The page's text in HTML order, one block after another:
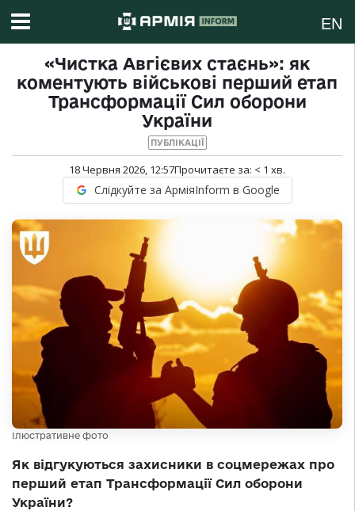
EN
«Чистка Авгієвих стаєнь»: як
коментують військові перший етап
Трансформації Сил оборони
України
ПУБЛІКАЦІЇ
18 Червня 2026, 12:57Прочитаєте за: < 1 хв.
Слідкуйте за АрміяInform в Google
Ілюстративне фото
Як відгукуються захисники в соцмережах про
перший етап Трансформації Сил оборони
України?